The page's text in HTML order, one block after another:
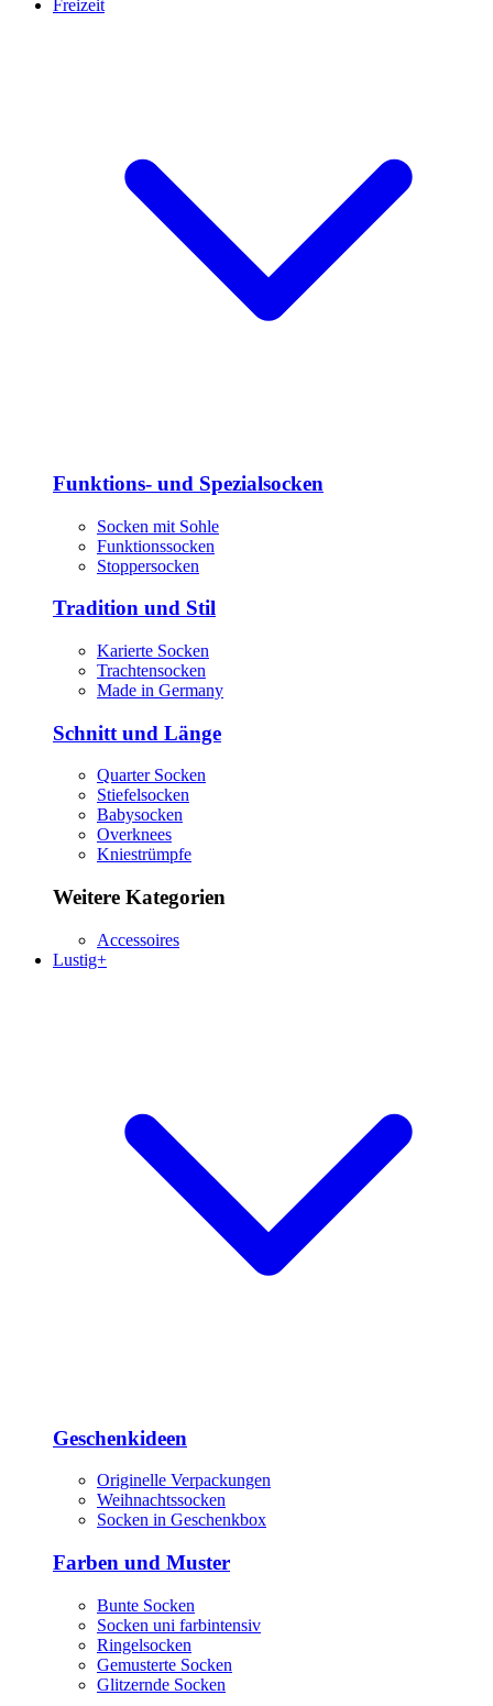
Freizeit
Funktions- und Spezialsocken
Socken mit Sohle
Funktionssocken
Stoppersocken
Tradition und Stil
Karierte Socken
Trachtensocken
Made in Germany
Schnitt und Länge
Quarter Socken
Stiefelsocken
Babysocken
Overknees
Kniestrümpfe
Weitere Kategorien
Accessoires
Lustig+
Geschenkideen
Originelle Verpackungen
Weihnachtssocken
Socken in Geschenkbox
Farben und Muster
Bunte Socken
Socken uni farbintensiv
Ringelsocken
Gemusterte Socken
Glitzernde Socken